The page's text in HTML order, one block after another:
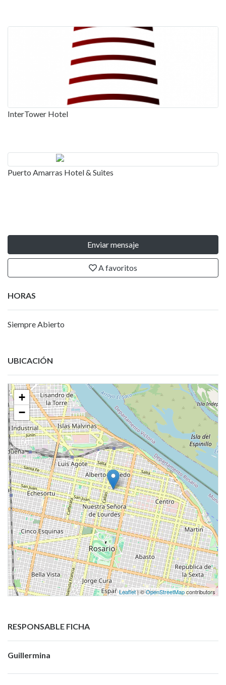
InterTower Hotel
Puerto Amarras Hotel & Suites
Enviar mensaje
A favoritos
HORAS
Siempre Abierto
UBICACIÓN
+
−
Leaflet| ©OpenStreetMapcontributors
RESPONSABLE FICHA
Guillermina